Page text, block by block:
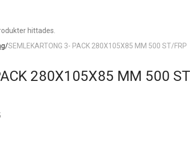
hittades.
/SEMLEKARTONG 3- PACK 280X105X85 MM 500 ST/FRP
280X105X85 MM 500